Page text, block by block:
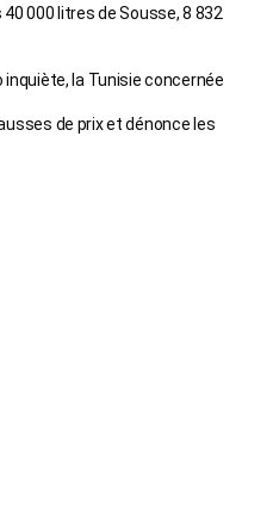
40 000 litres de Sousse, 8 832
inquiète, la Tunisie concernée
de prix et dénonce les